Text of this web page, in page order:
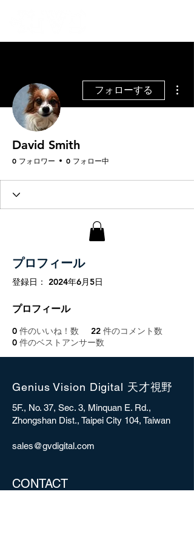
フォローする
David Smith
0 フォロワー 0 フォロー中
プロフィール
登録日： 2024年6月5日
プロフィール
0 件のいいね！数 22 件のコメント数
0 件のベストアンサー数
Genius Vision Digital 天才視野
5F., No. 37, Sec. 3, Minquan E. Rd.,
Zhongshan Dist., Taipei City 104, Taiwan
sales@gvdigital.com
CONTACT